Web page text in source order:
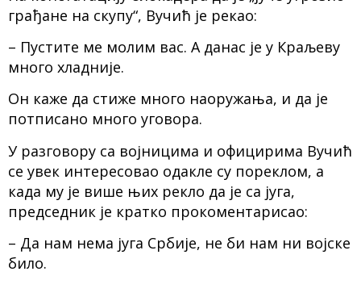
грађане на скупу“, Вучић је рекао:
– Пустите ме молим вас. А данас је у Краљеву
много хладније.
Он каже да стиже много наоружања, и да је
потписано много уговора.
У разговору са војницима и официрима Вучић
се увек интересовао одакле су пореклом, а
када му је више њих рекло да је са југа,
председник је кратко прокоментарисао:
– Да нам нема југа Србије, не би нам ни војске
било.